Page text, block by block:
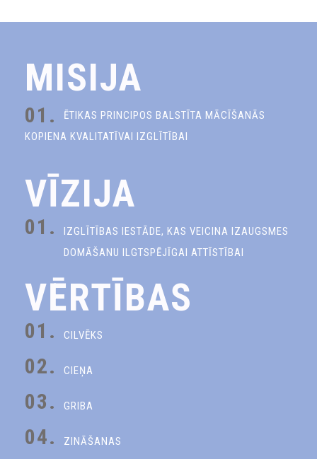
MISIJA
01.
ĒTIKAS PRINCIPOS BALSTĪTA MĀCĪŠANĀS
KOPIENA KVALITATĪVAI IZGLĪTĪBAI
VĪZIJA
01.
IZGLĪTĪBAS IESTĀDE, KAS VEICINA IZAUGSMES
DOMĀŠANU ILGTSPĒJĪGAI ATTĪSTĪBAI
VĒRTĪBAS
01. CILVĒKS
02. CIEŅA
03. GRIBA
04. ZINĀŠANAS